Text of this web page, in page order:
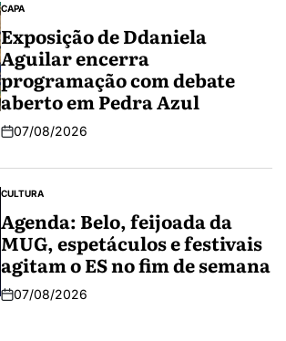
CAPA
Exposição de Ddaniela
Aguilar encerra
programação com debate
aberto em Pedra Azul
07/08/2026
CULTURA
Agenda: Belo, feijoada da
MUG, espetáculos e festivais
agitam o ES no fim de semana
07/08/2026